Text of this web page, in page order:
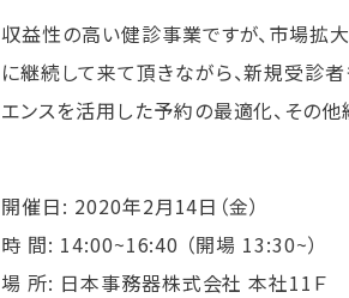
収益性の高い健診事業ですが、市場拡
に継続して来て頂きながら、新規受診
エンスを活用した予約の最適化、その
開催日: 2020年2月14日（金）
時 間: 14:00~16:40 （開場 13:30~）
場 所: 日本事務器株式会社 本社11Ｆ